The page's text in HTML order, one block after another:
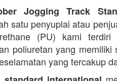
Jogging Track
satu penyuplai atau
(PU) kami
poliuretan yang
yang tercakup